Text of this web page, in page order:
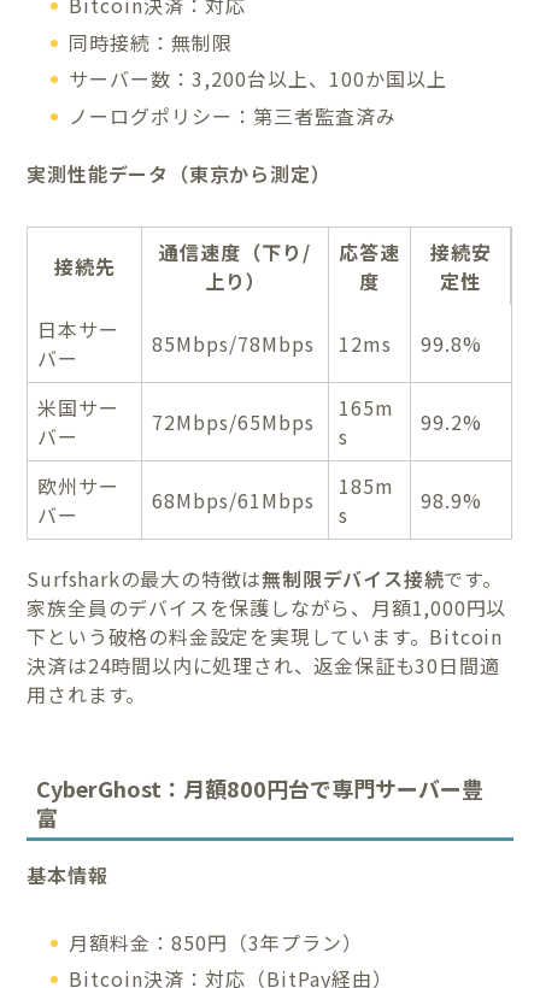
同時接続：無制限
サーバー数：3,200台以上、100か国以上
ノーログポリシー：第三者監査済み
実測性能データ（東京から測定）
接続先
通信速度（下り/
上り）
応答速
度
接続安
定性
日本サー
バー
85Mbps/78Mbps 12ms 99.8%
米国サー
バー
72Mbps/65Mbps
165m
s
99.2%
欧州サー
バー
68Mbps/61Mbps
185m
s
98.9%
Surfsharkの最大の特徴は無制限デバイス接続です。
家族全員のデバイスを保護しながら、月額1,000円以
下という破格の料金設定を実現しています。Bitcoin
決済は24時間以内に処理され、返金保証も30日間適
用されます。
CyberGhost：月額800円台で専門サーバー豊
富
基本情報
月額料金：850円（3年プラン）
Bitcoin決済：対応（BitPay経由）